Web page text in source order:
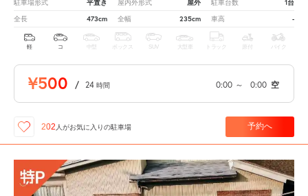
駐車場形式 平置き 屋内外形式 屋外 駐車台数 1台
全長 473cm 全幅 235cm 車高 -
軽 コ 中型 ボックス SUV 大型車 トラック 原付 バイク
¥500 / 24 時間 0:00 ～ 0:00 空
202 人がお気に入りの駐車場 予約へ